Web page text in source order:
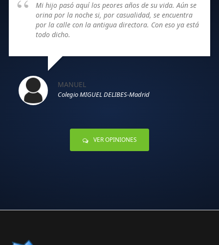
Mi hijo pasó aquí los peores años de su vida. Aún se
orina por la noche si, por casualidad, se encuentra
por la calle con la antigua directora. Con eso ya está
todo dicho.
MANUEL
Colegio MIGUEL DELIBES-Madrid
VER OPINIONES